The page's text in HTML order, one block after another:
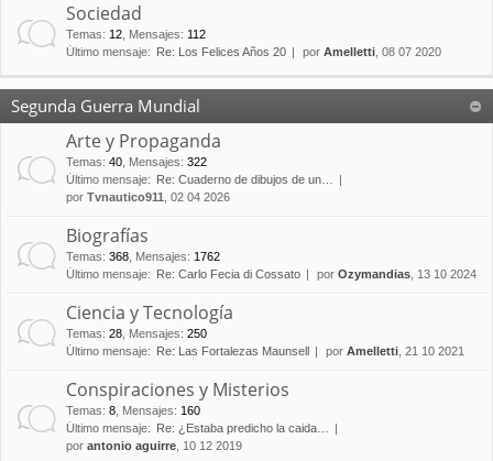
Sociedad
Temas: 12 Mensajes: 112
Último mensaje:
Re: Los Felices Años 20 por Amelletti , 08 07 2020
Segunda Guerra Mundial
Arte y Propaganda
Temas: 40 Mensajes: 322
Último mensaje:
Re: Cuaderno de dibujos de un…
por Tvnautico911 , 02 04 2026
Biografías
Temas: 368 Mensajes: 1762
Último mensaje:
Re: Carlo Fecia di Cossato por Ozymandias , 13 10 2024
Ciencia y Tecnología
Temas: 28 Mensajes: 250
Último mensaje:
Re: Las Fortalezas Maunsell por Amelletti , 21 10 2021
Conspiraciones y Misterios
Temas: 8 Mensajes: 160
Último mensaje:
Re: ¿Estaba predicho la caida…
por antonio aguirre , 10 12 2019